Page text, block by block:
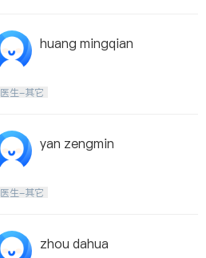
huang mingqian
医生-其它
yan zengmin
医生-其它
zhou dahua